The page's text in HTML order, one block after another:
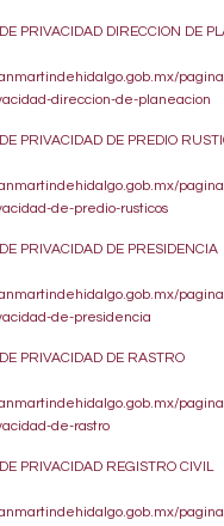
PRIVACIDAD DIRECCION DE
direccion-de-planeacion
PRIVACIDAD DE PREDIO
de-predio-rusticos
PRIVACIDAD DE PRESIDENCIA
de-presidencia
PRIVACIDAD DE RASTRO
de-rastro
PRIVACIDAD REGISTRO CIVIL